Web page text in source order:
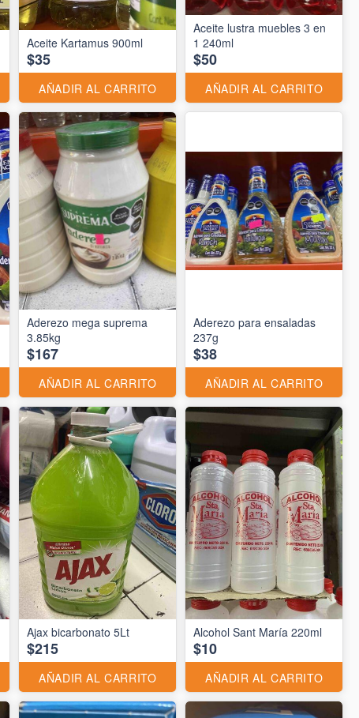
Aceite Kartamus 900ml
$35
AÑADIR AL CARRITO
Aceite lustra muebles 3 en
1 240ml
$50
AÑADIR AL CARRITO
Aderezo mega suprema
3.85kg
$167
AÑADIR AL CARRITO
Aderezo para ensaladas
237g
$38
AÑADIR AL CARRITO
Ajax bicarbonato 5Lt
$215
AÑADIR AL CARRITO
Alcohol Sant María 220ml
$10
AÑADIR AL CARRITO